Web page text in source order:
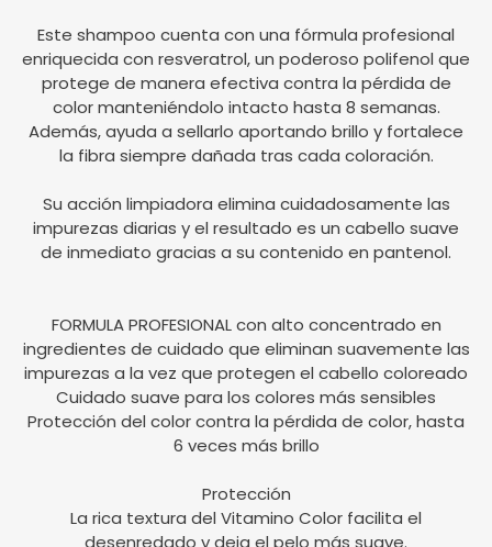
Este shampoo cuenta con una fórmula profesional
enriquecida con resveratrol, un poderoso polifenol que
protege de manera efectiva contra la pérdida de
color manteniéndolo intacto hasta 8 semanas.
Además, ayuda a sellarlo aportando brillo y fortalece
la fibra siempre dañada tras cada coloración.
Su acción limpiadora elimina cuidadosamente las
impurezas diarias y el resultado es un cabello suave
de inmediato gracias a su contenido en pantenol.
FORMULA PROFESIONAL con alto concentrado en
ingredientes de cuidado que eliminan suavemente las
impurezas a la vez que protegen el cabello coloreado
Cuidado suave para los colores más sensibles
Protección del color contra la pérdida de color, hasta
6 veces más brillo
Protección
La rica textura del Vitamino Color facilita el
desenredado y deja el pelo más suave.